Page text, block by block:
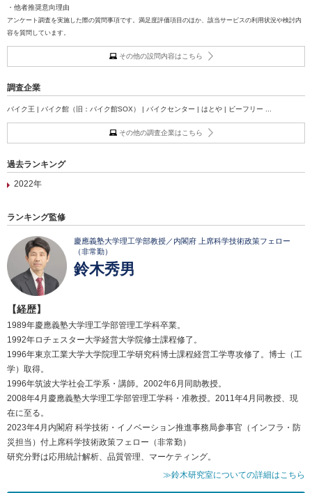
・他者推奨意向理由
アンケート調査を実施した際の質問事項です。満足度評価項目のほか、該当サービスの利用状況や検討内
容を質問しています。
その他の設問内容はこちら
調査企業
バイク王 | バイク館（旧：バイク館SOX） | バイクセンター | はとや | ビーフリー ...
その他の調査企業はこちら
過去ランキング
2022年
ランキング監修
慶應義塾大学理工学部教授／内閣府 上席科学技術政策フェロー
（非常勤）
鈴木秀男
【経歴】
1989年慶應義塾大学理工学部管理工学科卒業。
1992年ロチェスター大学経営大学院修士課程修了。
1996年東京工業大学大学院理工学研究科博士課程経営工学専攻修了。博士（工
学）取得。
1996年筑波大学社会工学系・講師。2002年6月同助教授。
2008年4月慶應義塾大学理工学部管理工学科・准教授。2011年4月同教授、現
在に至る。
2023年4月内閣府 科学技術・イノベーション推進事務局参事官（インフラ・防
災担当）付上席科学技術政策フェロー（非常勤）
研究分野は応用統計解析、品質管理、マーケティング。
≫鈴木研究室についての詳細はこちら